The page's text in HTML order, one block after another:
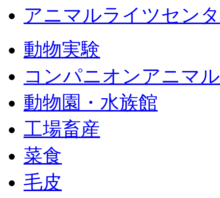
アニマルライツセン
動物実験
コンパニオンアニマ
動物園・水族館
工場畜産
菜食
毛皮